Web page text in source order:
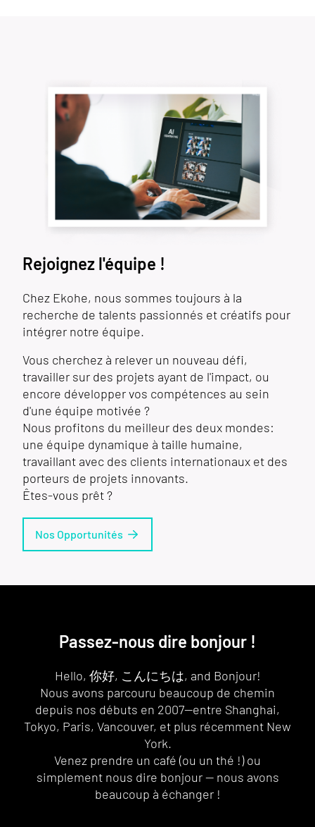
Rejoignez l'équipe !
Chez Ekohe, nous sommes toujours à la
recherche de talents passionnés et créatifs pour
intégrer notre équipe.
Vous cherchez à relever un nouveau défi,
travailler sur des projets ayant de l'impact, ou
encore développer vos compétences au sein
d'une équipe motivée ?
Nous profitons du meilleur des deux mondes:
une équipe dynamique à taille humaine,
travaillant avec des clients internationaux et des
porteurs de projets innovants.
Êtes-vous prêt ?
Nos Opportunités
Passez-nous dire bonjour !
Hello, 你好, こんにちは, and Bonjour!
Nous avons parcouru beaucoup de chemin
depuis nos débuts en 2007—entre Shanghai,
Tokyo, Paris, Vancouver, et plus récemment New
York.
Venez prendre un café (ou un thé !) ou
simplement nous dire bonjour — nous avons
beaucoup à échanger !